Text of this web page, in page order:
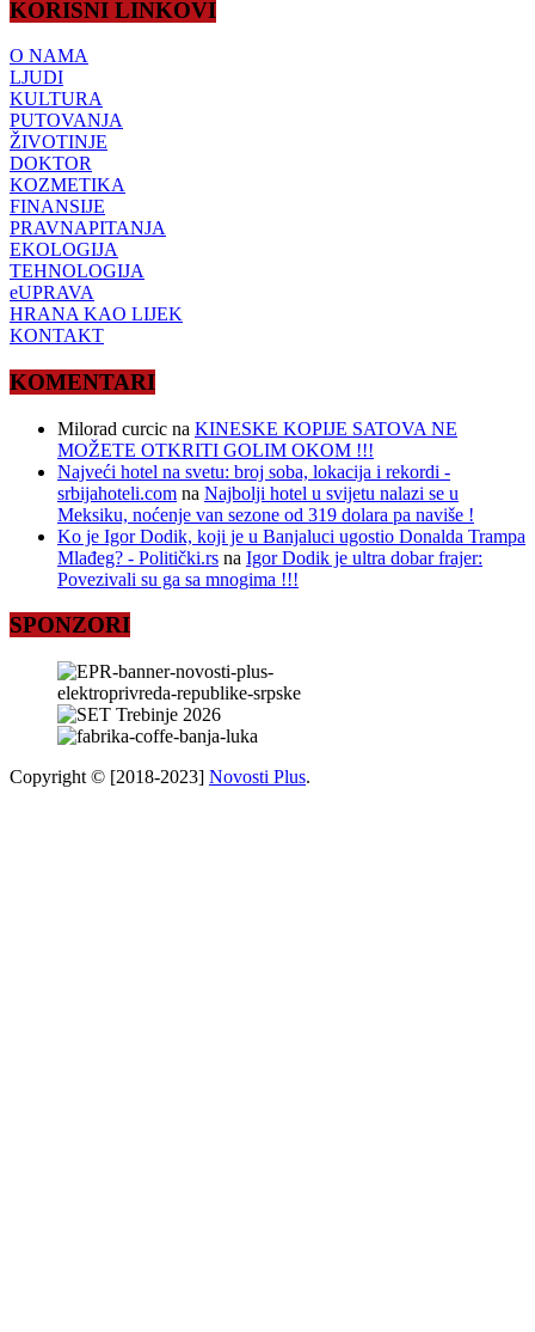
KORISNI LINKOVI
O NAMA
LJUDI
KULTURA
PUTOVANJA
ŽIVOTINJE
DOKTOR
KOZMETIKA
FINANSIJE
PRAVNAPITANJA
EKOLOGIJA
TEHNOLOGIJA
eUPRAVA
HRANA KAO LIJEK
KONTAKT
KOMENTARI
Milorad curcic na KINESKE KOPIJE SATOVA NE
MOŽETE OTKRITI GOLIM OKOM !!!
Najveći hotel na svetu: broj soba, lokacija i rekordi -
srbijahoteli.com na Najbolji hotel u svijetu nalazi se u
Meksiku, noćenje van sezone od 319 dolara pa naviše !
Ko je Igor Dodik, koji je u Banjaluci ugostio Donalda Trampa
Mlađeg? - Politički.rs na Igor Dodik je ultra dobar frajer:
Povezivali su ga sa mnogima !!!
SPONZORI
Copyright © [2018-2023] Novosti Plus.